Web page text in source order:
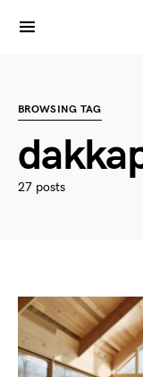
BROWSING TAG
27 posts